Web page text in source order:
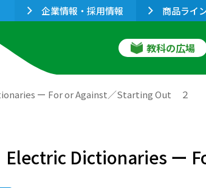
企業情報・採用情報 商品ライ
教科の広場
ー For or Against／Starting Out ２
Electric Dictionaries ー